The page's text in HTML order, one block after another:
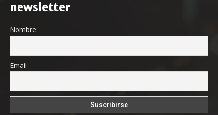
newsletter
Nombre
Email